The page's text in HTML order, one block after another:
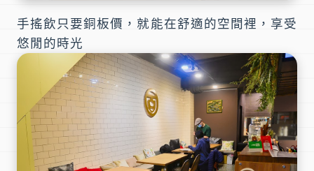
手搖飲只要銅板價，就能在舒適的空間裡，享受
悠閒的時光